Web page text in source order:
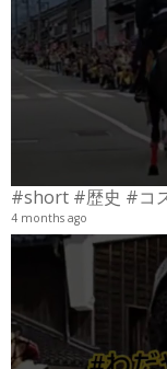
#short #歴史 #コ
4 months ago